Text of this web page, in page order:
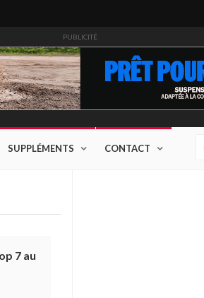
PUBLICITÉ
SUPPLÉMENTS CONTACT
7 au